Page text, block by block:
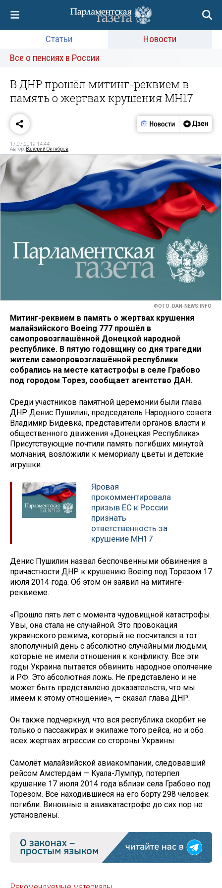
Статьи
Новости
Все о пенсиях в России
В ДНР прошёл митинг-реквием в
память о жертвах крушения MH17
17.07.2019 14:44
Автор: Валерий Октябрёв
ФОТО: DAN-NEWS.INFO
Митинг-реквием в память о жертвах крушения
малайзийского Boeing 777 прошёл в
самопровозглашённой Донецкой народной
республике. В пятую годовщину со дня трагедии
жители самопровозглашённой республики
собрались на месте катастрофы в селе Грабово
под городом Торез, сообщает агентство ДАН.
Среди участников памятной церемонии были глава
ДНР Денис Пушилин, председатель Народного совета
Владимир Бидёвка, представители органов власти и
общественного движения «Донецкая Республика».
Присутствующие почтили память погибших минутой
молчания, возложили к мемориалу цветы и детские
игрушки.
Яровая
прокомментировала
призыв ЕС к России
признать
ответственность за
крушение MH17
Денис Пушилин назвал беспочвенными обвинения в
причастности ДНР к крушению Boeing под Торезом 17
июля 2014 года. Об этом он заявил на митинге-
реквиеме.
«Прошло пять лет с момента чудовищной катастрофы.
Увы, она стала не случайной. Это провокация
украинского режима, который не посчитался в тот
злополучный день с абсолютно случайными людьми,
которые не имели отношения к конфликту. Все эти
годы Украина пытается обвинить народное ополчение
и РФ. Это абсолютная ложь. Не представлено и не
может быть представлено доказательств, что мы
имеем к этому отношение», — сказал глава ДНР.
Он также подчеркнул, что вся республика скорбит не
только о пассажирах и экипаже того рейса, но и обо
всех жертвах агрессии со стороны Украины.
Самолёт малайзийской авиакомпании, следовавший
рейсом Амстердам — Куала-Лумпур, потерпел
крушение 17 июля 2014 года вблизи села Грабово под
Торезом. Все находившиеся на его борту 298 человек
погибли. Виновные в авиакатастрофе до сих пор не
установлены.